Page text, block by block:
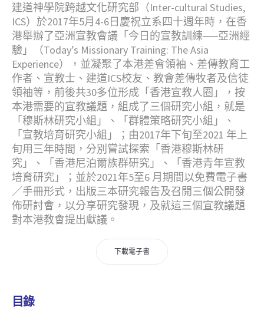
建道神學院跨越文化研究部（Inter-cultural Studies,
ICS）於2017年5月4-6日慶祝立系四十週年時，在香
港舉辦了亞洲宣教會議「今日的宣教訓練──亞洲經
驗」（Today’s Missionary Training: The Asia
Experience），並凝聚了本港差會領袖、差傳教育工
作者、宣教士、建道ICS校友、教會差傳牧者及信徒
領袖等，前後共30多位形成「香港宣教人圈」，按
本港需要的宣教議題，組成了三個研究小組，就是
「穆斯林研究小組」、「群體策略研究小組」、
「宣教培育研究小組」；由2017年下旬至2021 年上
旬用三年時間，分別嘗試探索「香港穆斯林研
究」、「香港尼泊爾族群研究」、「香港青年宣教
培育研究」；並於2021年5至6 月期間以免費電子書
／手冊形式，出版三本研究報告及召開三個公開發
佈研討會，以分享研究發現，及就這三個宣教議題
對本港教會提出獻議。
下載電子書
目錄